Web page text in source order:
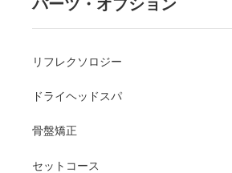
パーツ・オプション
リフレクソロジー
ドライヘッドスパ
骨盤矯正
セットコース